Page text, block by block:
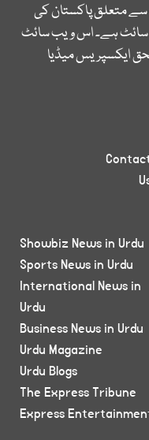
سے متعلق پاکستان کی
سائٹ ہے۔ اس ویب سائٹ
ایکسپریس میڈیا
Showbiz News in Urdu
Sports News in Urdu
International News in
Urdu
Business News in Urdu
Urdu Magazine
Urdu Blogs
The Express Tribune
Express